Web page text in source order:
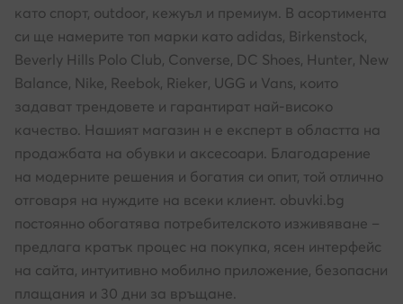
като спорт, outdoor, кежуъл и премиум. В асортимента
си ще намерите топ марки като adidas, Birkenstock,
Beverly Hills Polo Club, Converse, DC Shoes, Hunter, New
Balance, Nike, Reebok, Rieker, UGG и Vans, които
задават трендовете и гарантират най-високо
качество. Нашият магазин н е експерт в областта на
продажбата на обувки и аксесоари. Благодарение
на модерните решения и богатия си опит, той отлично
отговаря на нуждите на всеки клиент. obuvki.bg
постоянно обогатява потребителското изживяване –
предлага кратък процес на покупка, ясен интерфейс
на сайта, интуитивно мобилно приложение, безопасни
плащания и 30 дни за връщане.